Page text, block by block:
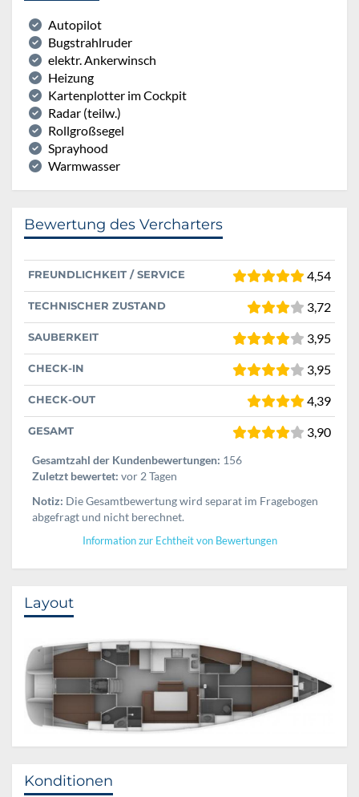
Autopilot
Bugstrahlruder
elektr. Ankerwinsch
Heizung
Kartenplotter im Cockpit
Radar (teilw.)
Rollgroßsegel
Sprayhood
Warmwasser
Bewertung des Vercharters
FREUNDLICHKEIT / SERVICE 4,54
TECHNISCHER ZUSTAND 3,72
SAUBERKEIT 3,95
CHECK-IN 3,95
CHECK-OUT 4,39
GESAMT 3,90
Gesamtzahl der Kundenbewertungen: 156
Zuletzt bewertet: vor 2 Tagen
Notiz: Die Gesamtbewertung wird separat im Fragebogen
abgefragt und nicht berechnet.
Information zur Echtheit von Bewertungen
Layout
Konditionen